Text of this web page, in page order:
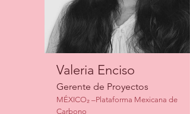
Valeria Enciso
Gerente de Proyectos
MÉXICO₂ –Plataforma Mexicana de
Carbono